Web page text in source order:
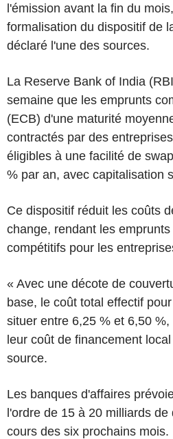
l'émission avant la fin du
formalisation du dispositif de
déclaré l'une des sources.
La Reserve Bank of India
semaine que les emprunts
(ECB) d'une maturité
contractés par des
éligibles à une facilité de
% par an, avec capitalisation
Ce dispositif réduit les coûts
change, rendant les
compétitifs pour les
« Avec une décote de
base, le coût total effectif
situer entre 6,25 % et 6,50
leur coût de financement
source.
Les banques d'affaires
l'ordre de 15 à 20 milliards
cours des six prochains mois.